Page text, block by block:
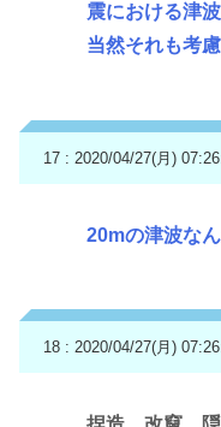
震における津
当然それも考
17 : 2020/04/27(月)
20mの津波な
18 : 2020/04/27(月)